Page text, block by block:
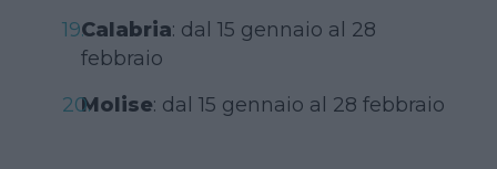
Calabria: dal 15 gennaio al 28
febbraio
Molise: dal 15 gennaio al 28 febbraio